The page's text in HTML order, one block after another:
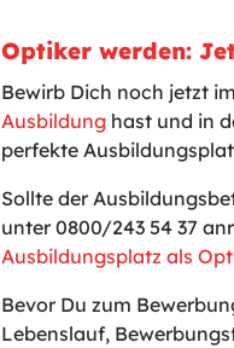
Optiker werden:
Bewirb Dich noch jetzt
Ausbildung hast und in
perfekte
Sollte der
unter 0800/243 54 37
Ausbildungsplatz als
Bevor Du zum
Lebenslauf,